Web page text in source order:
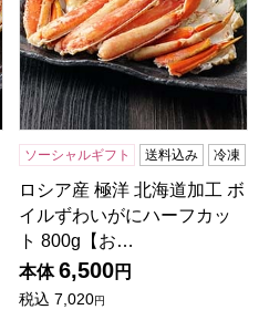
ソーシャルギフト 送料込み 冷凍
ロシア産 極洋 北海道加工 ボ
イルずわいがにハーフカッ
ト 800g【お…
本体 6,500円
税込 7,020円